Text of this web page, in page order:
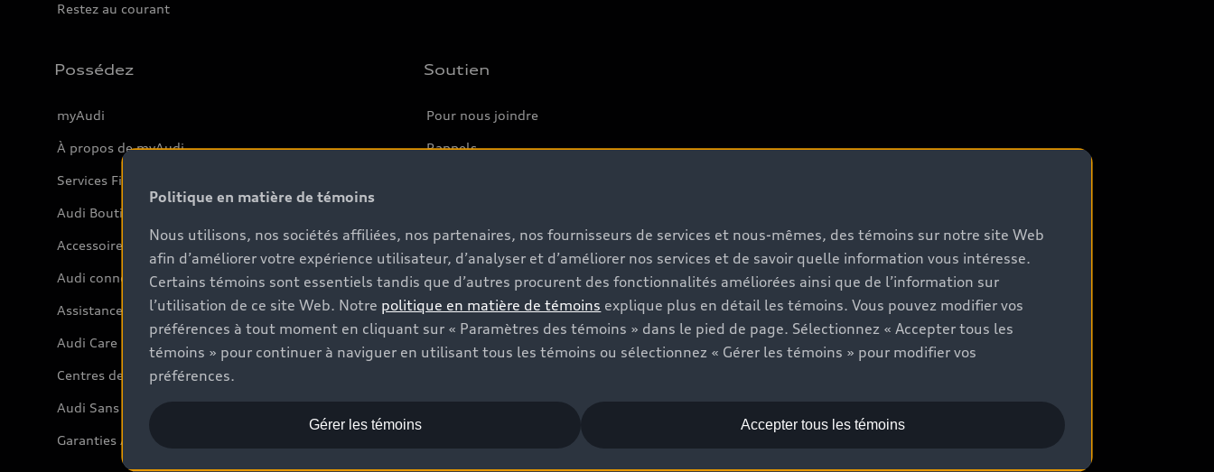
Restez au courant
Possédez
myAudi
À propos de myAudi
Services Financiers Audi
Audi Boutique
Accessoires
Audi connect
Assistance routière
Audi Care
Centres de carrosserie Audi
Audi Sans Souci
Garanties Audi et couverture
Soutien
Pour nous joindre
Rappels
Politique en matière de témoins
Nous utilisons, nos sociétés affiliées, nos partenaires, nos fournisseurs de services et nous-mêmes, des témoins sur notre site Web
afin d’améliorer votre expérience utilisateur, d’analyser et d’améliorer nos services et de savoir quelle information vous intéresse.
Certains témoins sont essentiels tandis que d’autres procurent des fonctionnalités améliorées ainsi que de l’information sur
l’utilisation de ce site Web. Notre politique en matière de témoins explique plus en détail les témoins. Vous pouvez modifier vos
préférences à tout moment en cliquant sur « Paramètres des témoins » dans le pied de page. Sélectionnez « Accepter tous les
témoins » pour continuer à naviguer en utilisant tous les témoins ou sélectionnez « Gérer les témoins » pour modifier vos
préférences.
Accepter tous les témoins
Gérer les témoins